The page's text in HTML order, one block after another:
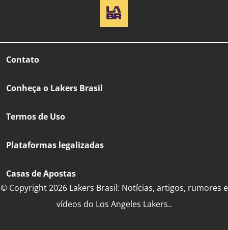
Contato
Conheça o Lakers Brasil
Termos de Uso
Plataformas legalizadas
Casas de Apostas
© Copyright 2026 Lakers Brasil: Notícias, artigos, rumores e
vídeos do Los Angeles Lakers..